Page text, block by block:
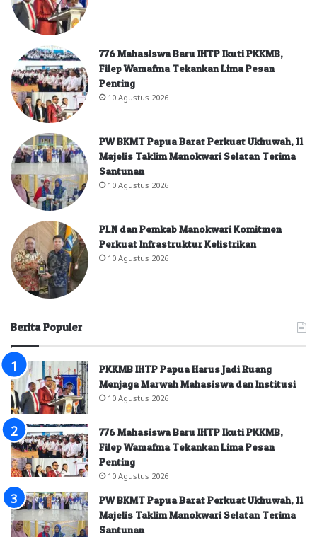
776 Mahasiswa Baru IHTP Ikuti PKKMB,
Filep Wamafma Tekankan Lima Pesan
Penting
10 Agustus 2026
PW BKMT Papua Barat Perkuat Ukhuwah, 11
Majelis Taklim Manokwari Selatan Terima
Santunan
10 Agustus 2026
PLN dan Pemkab Manokwari Komitmen
Perkuat Infrastruktur Kelistrikan
10 Agustus 2026
Berita Populer
PKKMB IHTP Papua Harus Jadi Ruang
Menjaga Marwah Mahasiswa dan Institusi
10 Agustus 2026
776 Mahasiswa Baru IHTP Ikuti PKKMB,
Filep Wamafma Tekankan Lima Pesan
Penting
10 Agustus 2026
PW BKMT Papua Barat Perkuat Ukhuwah, 11
Majelis Taklim Manokwari Selatan Terima
Santunan